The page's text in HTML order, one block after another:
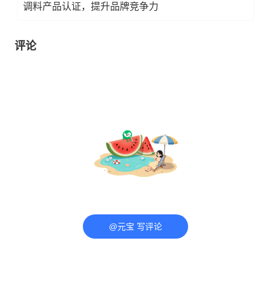
调料产品认证，提升品牌竞争力
评论
@元宝 写评论